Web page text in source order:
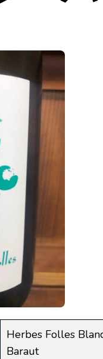
Herbes Folles
Baraut